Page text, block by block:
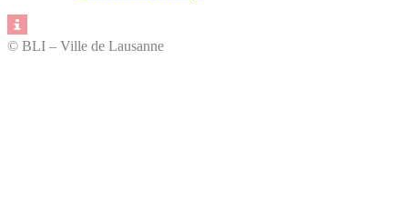
© BLI – Ville de Lausanne